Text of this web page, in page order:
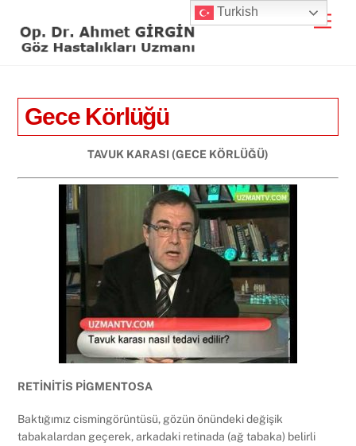
content
Gece Körlüğü
TAVUK KARASI (GECE KÖRLÜĞÜ)
RETİNİTİS PİGMENTOSA
Baktığımız cismingörüntüsü, gözün önündeki değişik
tabakalardan geçerek, arkadaki retinada (ağ tabaka) belirli
Turkish